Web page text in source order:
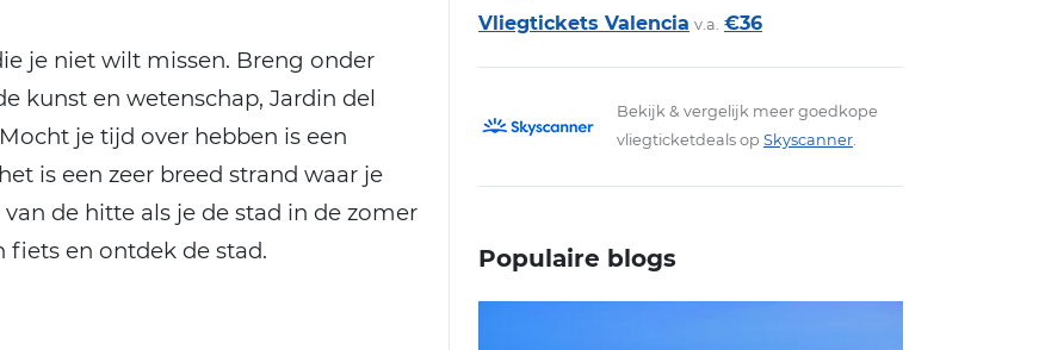
je niet wilt missen. Breng onder
kunst en wetenschap, Jardin del
je tijd over hebben is een
is een zeer breed strand waar je
de hitte als je de stad in de zomer
fiets en ontdek de stad.
Vliegtickets Valencia v.a. €36
Bekijk & vergelijk meer goedkope
vliegticketdeals op Skyscanner
Populaire blogs